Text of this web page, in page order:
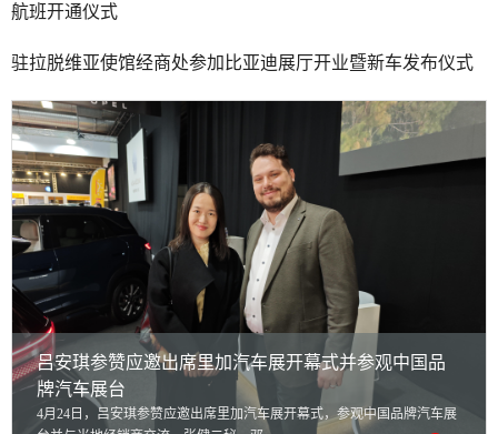
航班开通仪式
驻拉脱维亚使馆经商处参加比亚迪展厅开业暨新车发布仪式
吕安琪参赞应邀出席里加汽车展开幕式并参观中国品
牌汽车展台
4月24日，吕安琪参赞应邀出席里加汽车展开幕式，参观中国品牌汽车展